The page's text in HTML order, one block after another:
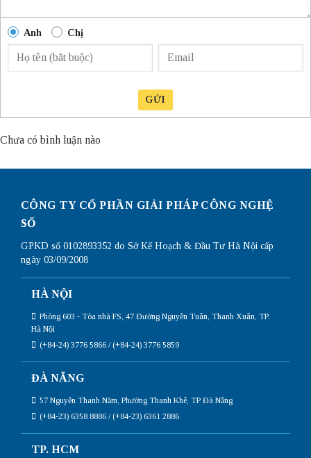
Anh Chị
GỬI
Chưa có bình luận nào
CÔNG TY CỔ PHẦN GIẢI PHÁP CÔNG NGHỆ
SỐ
GPKD số 0102893352 do Sở Kế Hoạch & Đầu Tư Hà Nội cấp
ngày 03/09/2008
HÀ NỘI
Phòng 603 - Tòa nhà FS, 47 Đường Nguyễn Tuân, Thanh Xuân, TP.
Hà Nội
(+84-24) 3776 5866 / (+84-24) 3776 5859
ĐÀ NẴNG
57 Nguyễn Thanh Năm, Phường Thanh Khê, TP Đà Nẵng
(+84-23) 6358 8886 / (+84-23) 6361 2886
TP. HCM